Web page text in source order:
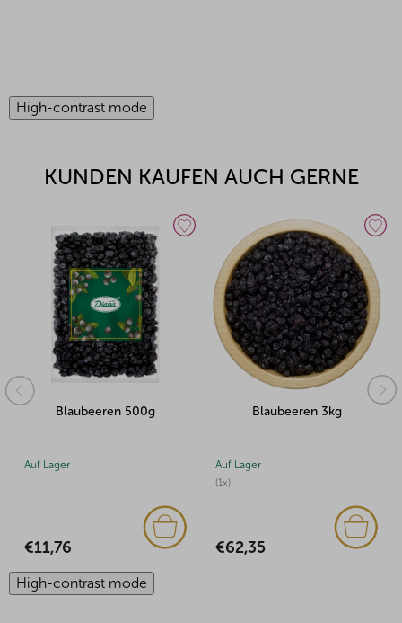
High-contrast mode
KUNDEN KAUFEN AUCH GERNE
Blaubeeren 500g
Auf Lager
€11,76
Blaubeeren 3kg
(1x)
Auf Lager
€62,35
High-contrast mode